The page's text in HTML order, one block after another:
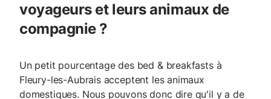
voyageurs et leurs animaux de
compagnie ?
Un petit pourcentage des bed & breakfasts à
Fleury-les-Aubrais acceptent les animaux
domestiques. Nous pouvons donc dire qu'il y a de